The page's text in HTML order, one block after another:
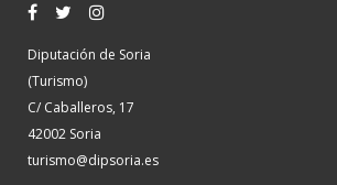
Diputación de Soria
(Turismo)
C/ Caballeros, 17
42002 Soria
turismo@dipsoria.es